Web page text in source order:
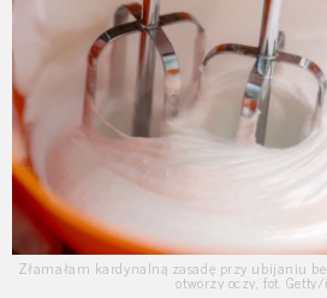
Złamałam kardynalną zasadę przy ubijaniu
otworzy oczy, fot.